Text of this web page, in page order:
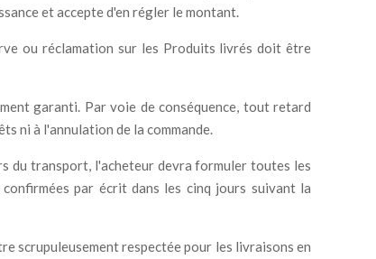
et accepte d'en régler le montant.
ou réclamation sur les Produits livrés doit être
garanti. Par voie de conséquence, tout retard
ni à l'annulation de la commande.
du transport, l'acheteur devra formuler toutes les
par écrit dans les cinq jours suivant la
scrupuleusement respectée pour les livraisons en